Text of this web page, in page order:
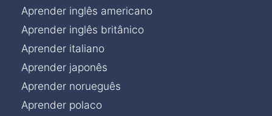
Aprender inglês americano
Aprender inglês britânico
Aprender italiano
Aprender japonês
Aprender norueguês
Aprender polaco